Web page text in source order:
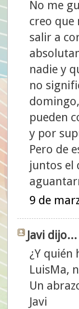
No me
creo que
salir a
nadie y
no
pueden
y por
Pero de
juntos el
9 de
Javi dijo...
¿Y quién
LuisMa,
Un
Javi